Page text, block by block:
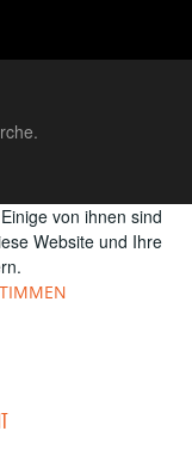
von ihnen sind
Website und Ihre